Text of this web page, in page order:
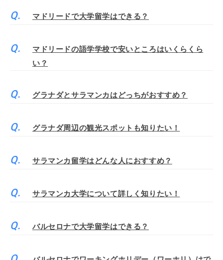
マドリードで大学留学はできる？
マドリードの語学学校で安いところはいくらくら
い？
グラナダとサラマンカはどっちがおすすめ？
グラナダ周辺の観光スポットも知りたい！
サラマンカ留学はどんな人におすすめ？
サラマンカ大学について詳しく知りたい！
バルセロナで大学留学はできる？